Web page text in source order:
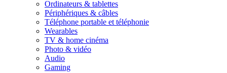
Ordinateurs & tablettes
Périphériques & câbles
Téléphone portable et téléphonie
Wearables
TV & home cinéma
Photo & vidéo
Audio
Gaming